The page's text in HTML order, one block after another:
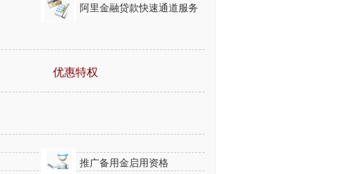
阿里金融贷款快速通道服务
优惠特权
推广备用金启用资格